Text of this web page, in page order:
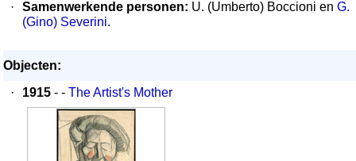
·
Samenwerkende personen: U. (Umberto) Boccioni en G.
(Gino) Severini.
Objecten:
·
1915 - - The Artist's Mother